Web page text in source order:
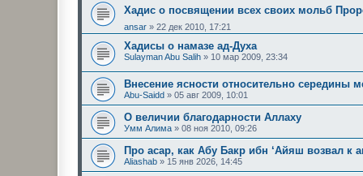
ansar » 22 дек 2010, 17:21
Хадисы о намазе ад-Духа
Sulayman Abu Salih » 10 мар 2009, 23:34
Внесение ясности относительно середины
Abu-Saidd » 05 авг 2009, 10:01
О величии благодарности Аллаху
Умм Алима » 08 ноя 2010, 09:26
Про асар, как Абу Бакр ибн ‘Айяш возвал к
Aliashab » 15 янв 2026, 14:45